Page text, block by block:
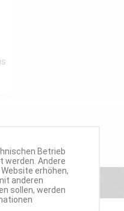
Betrieb
werden. Andere
erhöhen,
anderen
sollen, werden